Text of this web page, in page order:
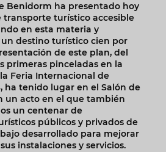
Benidorm ha presentado hoy
turístico accesible
en esta materia y
destino turístico cien por
de este plan, del
primeras pinceladas en la
Feria Internacional de
ha tenido lugar en el Salón de
un acto en el que también
un centenar de
públicos y privados de
desarrollado para mejorar
instalaciones y servicios.